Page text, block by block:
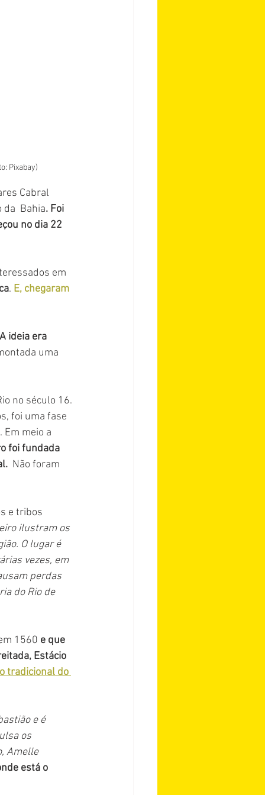
Pixabay)
Cabral
Bahia. Foi
no dia 22
em
. E, chegaram
ideia era
uma
no século 16.
foi uma fase
meio a
foi fundada
  Não foram
e tribos
ilustram os
O lugar é
vezes, em
perdas
do Rio de
1560 e que
Estácio
tradicional do
e é
os
Amelle
está o